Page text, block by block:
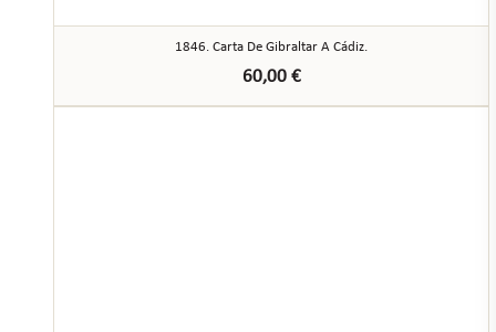
1846. Carta De Gibraltar A Cádiz.
60,00 €